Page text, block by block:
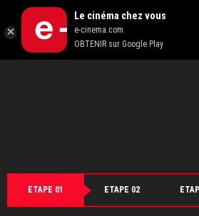
ETAPE 01 ETAPE 02
Retour Le cinéma chez vous
e-cinema.com
OBTENIR sur Google Play